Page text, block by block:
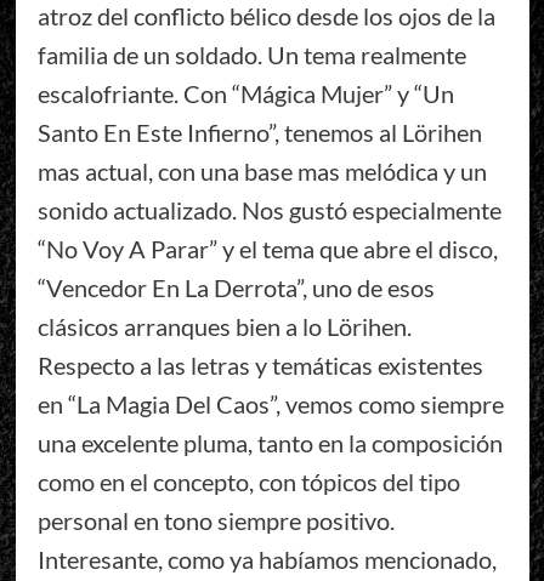
atroz del conflicto bélico desde los ojos de la
familia de un soldado. Un tema realmente
escalofriante. Con “Mágica Mujer” y “Un
Santo En Este Infierno”, tenemos al Lörihen
mas actual, con una base mas melódica y un
sonido actualizado. Nos gustó especialmente
“No Voy A Parar” y el tema que abre el disco,
“Vencedor En La Derrota”, uno de esos
clásicos arranques bien a lo Lörihen.
Respecto a las letras y temáticas existentes
en “La Magia Del Caos”, vemos como siempre
una excelente pluma, tanto en la composición
como en el concepto, con tópicos del tipo
personal en tono siempre positivo.
Interesante, como ya habíamos mencionado,